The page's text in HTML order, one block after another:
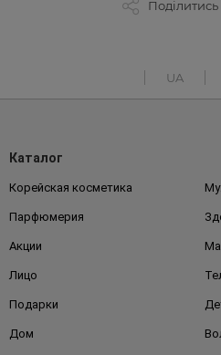
UA
Каталог
Корейская косметика
Парфюмерия
Акции
Лицо
Подарки
Дом